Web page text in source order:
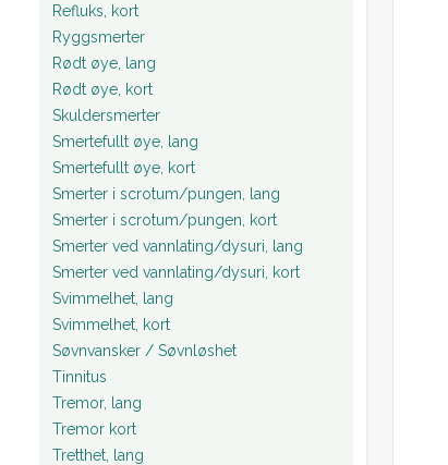
Refluks, kort
Ryggsmerter
Rødt øye, lang
Rødt øye, kort
Skuldersmerter
Smertefullt øye, lang
Smertefullt øye, kort
Smerter i scrotum/pungen, lang
Smerter i scrotum/pungen, kort
Smerter ved vannlating/dysuri, lang
Smerter ved vannlating/dysuri, kort
Svimmelhet, lang
Svimmelhet, kort
Søvnvansker / Søvnløshet
Tinnitus
Tremor, lang
Tremor kort
Tretthet, lang